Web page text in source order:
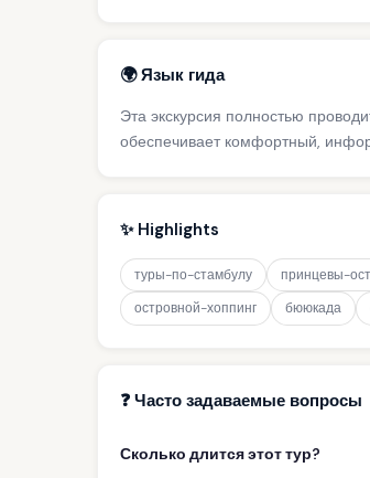
🌍 Язык гида
Эта экскурсия полностью
обеспечивает комфортный,
✨ Highlights
туры-по-стамбулу принцевы-
островной-хоппинг
бююкада
❓ Часто задаваемые вопросы
Сколько длится этот тур?